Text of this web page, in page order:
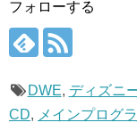
フォローする
DWE, ディズニ
CD, メインプログ